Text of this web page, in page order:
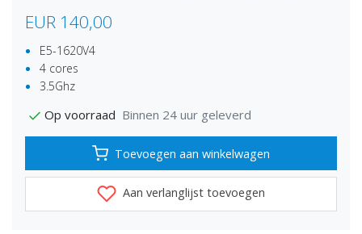
EUR 140,00
E5-1620V4
4 cores
3.5Ghz
Op voorraad Binnen 24 uur geleverd
Toevoegen aan winkelwagen
Aan verlanglijst toevoegen